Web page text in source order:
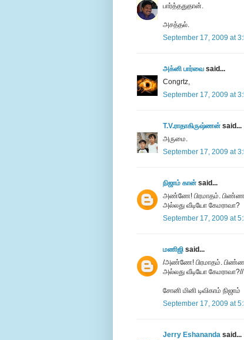
பார்த்ததுதான்.
அசத்தல்.
September 17, 2009 at
அக்னி பார்வை said...
Congrtz,
September 17, 2009 at
T.V.ராதாகிருஷ்ணன் said...
அருமை.
September 17, 2009 at
நிஜாம் கான் said...
அண்ணே! பிரமாதம்.
அல்லது வீடியோ கேமராவா?
September 17, 2009 at
மணிஜி said...
/அண்ணே! பிரமாதம்.
அல்லது வீடியோ கேமராவா?//
சோனி மினி டிவிகாம் நிஜாம்
September 17, 2009 at
Jerry Eshananda said...